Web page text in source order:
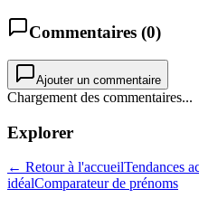
Commentaires (0)
Ajouter un commentaire
Chargement des commentaires...
Explorer
← Retour à l'accueilTendances
idéalComparateur de prénoms